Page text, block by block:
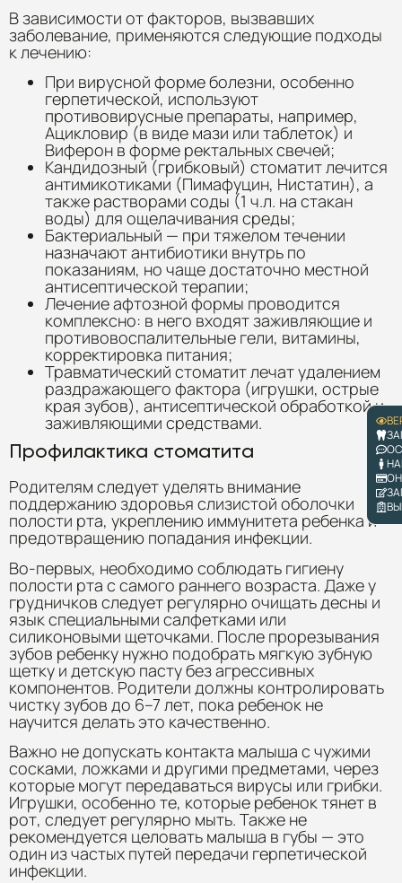
В зависимости от факторов, вызвавших
заболевание, применяются следующие подходы
к лечению:
При вирусной форме болезни, особенно
герпетической, используют
противовирусные препараты, например,
Ацикловир (в виде мази или таблеток) и
Виферон в форме ректальных свечей;
Кандидозный (грибковый) стоматит лечится
антимикотиками (Пимафуцин, Нистатин), а
также растворами соды (1 ч.л. на стакан
воды) для ощелачивания среды;
Бактериальный — при тяжелом течении
назначают антибиотики внутрь по
показаниям, но чаще достаточно местной
антисептической терапии;
Лечение афтозной формы проводится
комплексно: в него входят заживляющие и
противовоспалительные гели, витамины,
корректировка питания;
Травматический стоматит лечат удалением
раздражающего фактора (игрушки, острые
края зубов), антисептической обработкой и
заживляющими средствами.
Профилактика стоматита
Родителям следует уделять внимание
поддержанию здоровья слизистой оболочки
полости рта, укреплению иммунитета ребенка и
предотвращению попадания инфекции.
Во-первых, необходимо соблюдать гигиену
полости рта с самого раннего возраста. Даже у
грудничков следует регулярно очищать десны и
язык специальными салфетками или
силиконовыми щеточками. После прорезывания
зубов ребенку нужно подобрать мягкую зубную
щетку и детскую пасту без агрессивных
компонентов. Родители должны контролировать
чистку зубов до 6–7 лет, пока ребенок не
научится делать это качественно.
Важно не допускать контакта малыша с чужими
сосками, ложками и другими предметами, через
которые могут передаваться вирусы или грибки.
Игрушки, особенно те, которые ребенок тянет в
рот, следует регулярно мыть. Также не
рекомендуется целовать малыша в губы — это
один из частых путей передачи герпетической
инфекции.